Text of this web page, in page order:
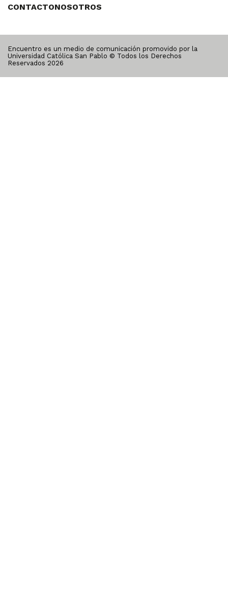
CONTACTONOSOTROS
Encuentro es un medio de comunicación promovido por la
Universidad Católica San Pablo © Todos los Derechos
Reservados 2026